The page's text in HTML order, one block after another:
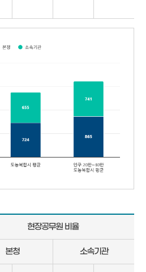
현장공무원 비율
본청 소속기관